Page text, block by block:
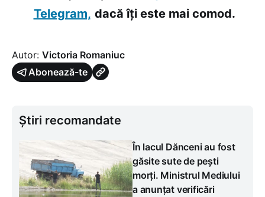
Telegram, dacă îți este mai comod.
Autor: Victoria Romaniuc
Abonează-te
Știri recomandate
În lacul Dănceni au fost
găsite sute de pești
morți. Ministrul Mediului
a anunțat verificări